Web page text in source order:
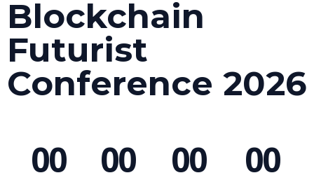
Blockchain
Futurist
Conference 2026
00 00 00 00